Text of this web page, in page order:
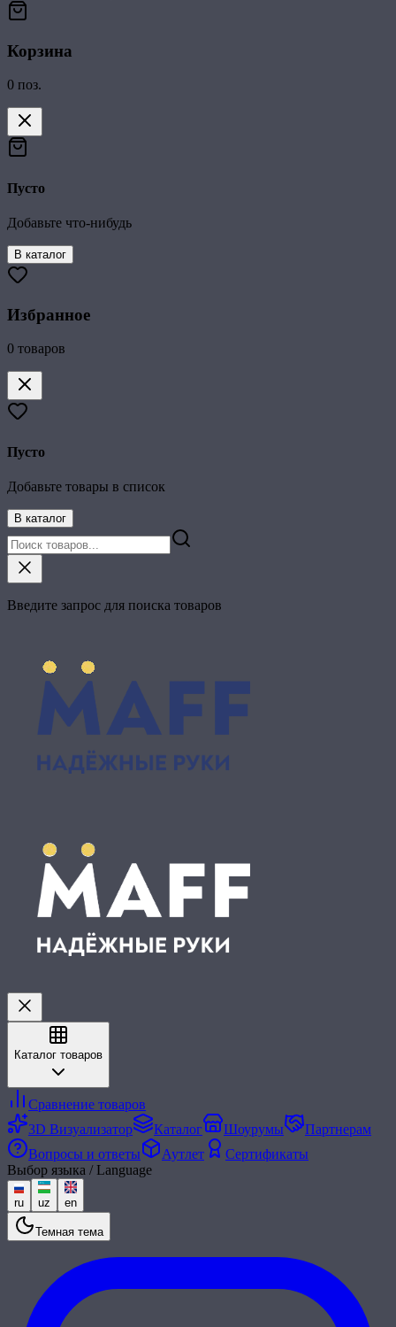
Корзина
0 поз.
Пусто
Добавьте что-нибудь
В каталог
Избранное
0 товаров
Пусто
Добавьте товары в список
В каталог
Введите запрос для поиска товаров
Каталог товаров
Сравнение товаров
3D Визуализатор
Каталог Шоурумы
Партнерам
Вопросы и ответы
Аутлет
Сертификаты
Выбор языка / Language
ru uz en
Темная тема